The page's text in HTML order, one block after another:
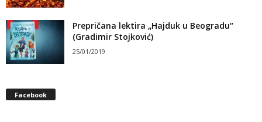
Prepričana lektira „Hajduk u Beogradu“
(Gradimir Stojković)
25/01/2019
Facebook